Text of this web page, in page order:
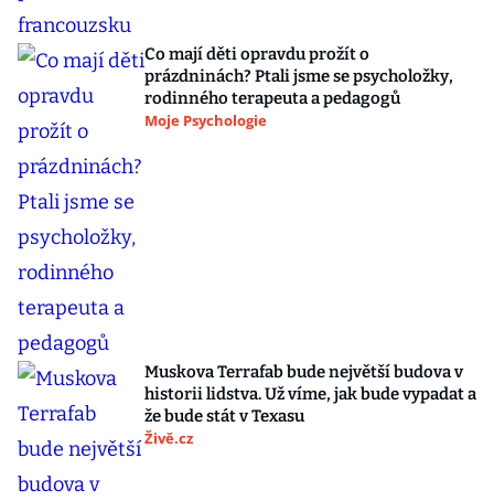
Co mají děti opravdu prožít o
prázdninách? Ptali jsme se psycholožky,
rodinného terapeuta a pedagogů
Moje Psychologie
Muskova Terrafab bude největší budova v
historii lidstva. Už víme, jak bude vypadat a
že bude stát v Texasu
Živě.cz